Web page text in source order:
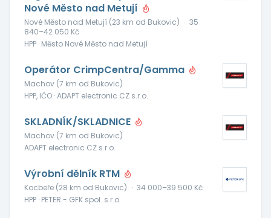
Nové Město nad Metují
Nové Město nad Metují (23 km od Bukovic) · 35
840–42 050 Kč
HPP · Město Nové Město nad Metují
Operátor CrimpCentra/Gamma
Machov (7 km od Bukovic)
HPP, IČO · ADAPT electronic CZ s.r.o.
SKLADNÍK/SKLADNICE
Machov (7 km od Bukovic)
ADAPT electronic CZ s.r.o.
Výrobní dělník RTM
Kocbeře (28 km od Bukovic) · 34 000–39 500 Kč
HPP · PETER - GFK spol. s r.o.